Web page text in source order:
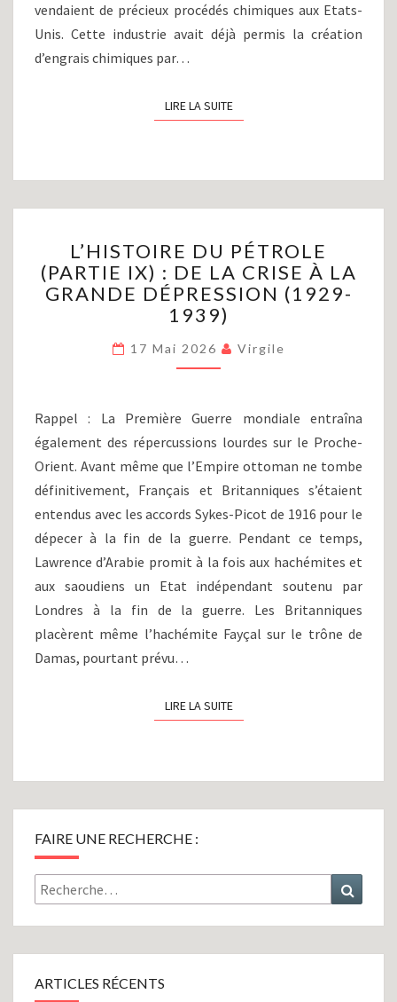
vendaient de précieux procédés chimiques aux Etats-
Unis. Cette industrie avait déjà permis la création
d’engrais chimiques par…
LIRE LA SUITELIRE LA SUITE
DU
PÉTROLE
(PARTIE
IX)
DE
LA
LA
GRANDE
DÉPRESSION
(1929-
1939)
L’HISTOIRE DU PÉTROLE
(PARTIE IX) : DE LA CRISE À LA
GRANDE DÉPRESSION (1929-
1939)
17 Mai 2026 Virgile
Rappel : La Première Guerre mondiale entraîna
également des répercussions lourdes sur le Proche-
Orient. Avant même que l’Empire ottoman ne tombe
définitivement, Français et Britanniques s’étaient
entendus avec les accords Sykes-Picot de 1916 pour le
dépecer à la fin de la guerre. Pendant ce temps,
Lawrence d’Arabie promit à la fois aux hachémites et
aux saoudiens un Etat indépendant soutenu par
Londres à la fin de la guerre. Les Britanniques
placèrent même l’hachémite Fayçal sur le trône de
Damas, pourtant prévu…
LIRE LA SUITELIRE LA SUITE
FAIRE UNE RECHERCHE :
Rechercher :
ARTICLES RÉCENTS